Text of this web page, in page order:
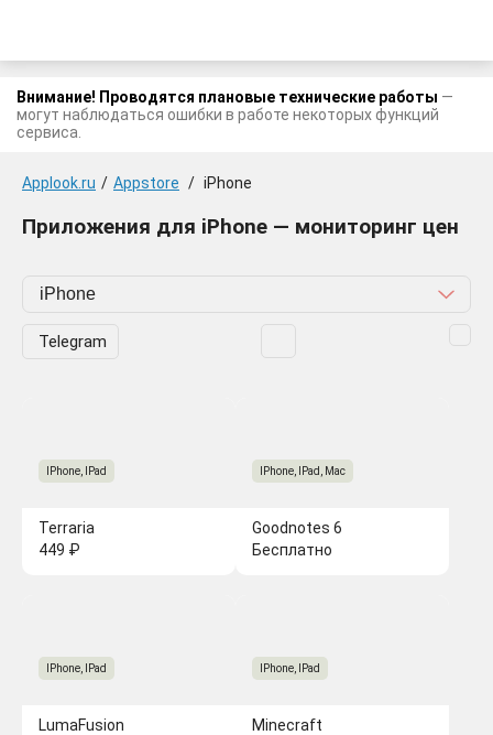
Внимание! Проводятся плановые технические работы —
могут наблюдаться ошибки в работе некоторых функций
сервиса.
Applook.ru / Appstore / iPhone
Приложения для iPhone — мониторинг цен
Telegram
Terraria
IPhone, IPad
449 ₽
Goodnotes 6
IPhone, IPad, Mac
Бесплатно
LumaFusion
IPhone, IPad
Minecraft
IPhone, IPad